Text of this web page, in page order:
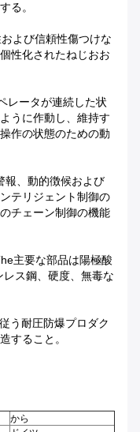
る。
よび信頼性傷つけな
性化されたねじおお
レータが連続した状
うに作動し、維持す
作の状態のための動
報、動的徴候および
テリジェント制御の
チェーン制御の機能
主要な部品は陽極酸
ス鋼、硬度、無毒な
う耐圧防爆プロダク
すること。
から